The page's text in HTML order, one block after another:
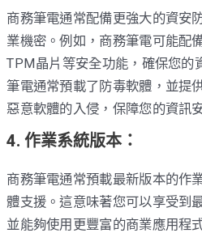
商務筆電通常配備更強大的資安
業機密。例如，商務筆電可能配
TPM晶片等安全功能，確保您的
筆電通常預載了防毒軟體，並提
惡意軟體的入侵，保障您的資訊
4. 作業系統版本：
商務筆電通常預載最新版本的作
體支援。這意味著您可以享受到
並能夠使用更豐富的商業應用程